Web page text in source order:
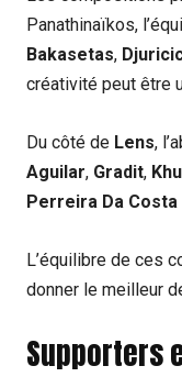
Panathinaïkos,
Bakasetas,
créativité peut être
Du côté de Lens,
Aguilar, Gradit,
Perreira Da Costa
L’équilibre de ces
donner le meilleur
Supporters